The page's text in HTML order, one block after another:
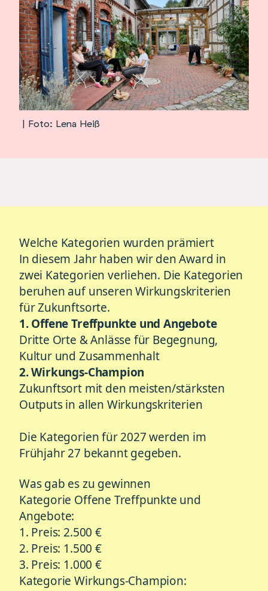
| Foto: Lena Heiß
Welche Kategorien wurden prämiert
In diesem Jahr haben wir den Award in
zwei Kategorien verliehen. Die Kategorien
beruhen auf unserenWirkungskriterien
für Zukunftsorte.
1. Offene Treffpunkte und Angebote
Dritte Orte & Anlässe für Begegnung,
Kultur und Zusammenhalt
2. Wirkungs-Champion
Zukunftsort mit den meisten/stärksten
Outputs in allen Wirkungskriterien
Die Kategorien für 2027 werden im
Frühjahr 27 bekannt gegeben.
Was gab es zu gewinnen
Kategorie Offene Treffpunkte und
Angebote:
1. Preis: 2.500 €
2. Preis: 1.500 €
3. Preis: 1.000 €
Kategorie Wirkungs-Champion: